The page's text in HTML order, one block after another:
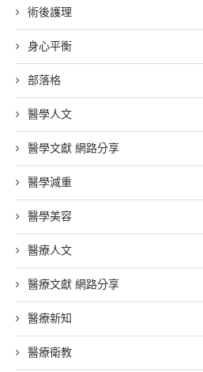
術後護理
身心平衡
部落格
醫學人文
醫學文獻 網路分享
醫學減重
醫學美容
醫療人文
醫療文獻 網路分享
醫療新知
醫療衛教